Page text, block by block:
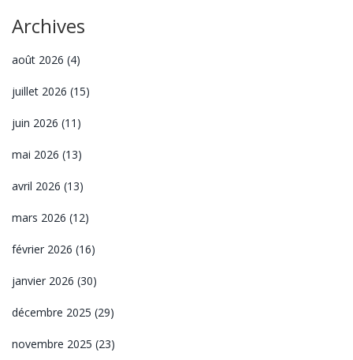
Archives
août 2026 (4)
juillet 2026 (15)
juin 2026 (11)
mai 2026 (13)
avril 2026 (13)
mars 2026 (12)
février 2026 (16)
janvier 2026 (30)
décembre 2025 (29)
novembre 2025 (23)